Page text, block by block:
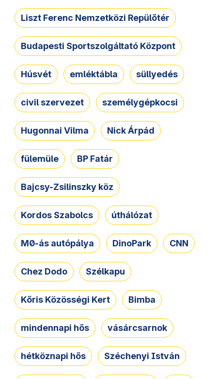
Liszt Ferenc Nemzetközi Repülőtér
Budapesti Sportszolgáltató Központ
Húsvét emléktábla süllyedés
civil szervezet személygépkocsi
Hugonnai Vilma Nick Árpád
fülemüle BP Fatár
Bajcsy-Zsilinszky köz
Kordos Szabolcs úthálózat
M0-ás autópálya DinoPark CNN
Chez Dodo Szélkapu
Kőris Közösségi Kert Bimba
mindennapi hős vásárcsarnok
hétköznapi hős Széchenyi István